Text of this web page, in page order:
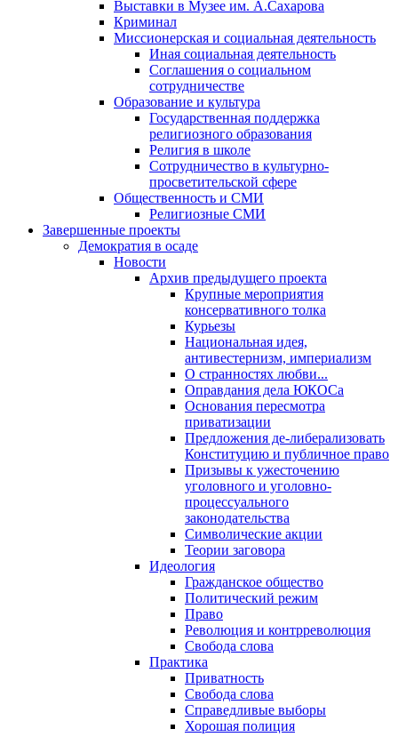
Выставки в Музее им. А.Сахарова
Криминал
Миссионерская и социальная деятельность
Иная социальная деятельность
Соглашения о социальном
сотрудничестве
Образование и культура
Государственная поддержка
религиозного образования
Религия в школе
Сотрудничество в культурно-
просветительской сфере
Общественность и СМИ
Религиозные СМИ
Завершенные проекты
Демократия в осаде
Новости
Архив предыдущего проекта
Крупные мероприятия
консервативного толка
Курьезы
Национальная идея,
антивестернизм, империализм
О странностях любви...
Оправдания дела ЮКОСа
Основания пересмотра
приватизации
Предложения де-либерализовать
Конституцию и публичное право
Призывы к ужесточению
уголовного и уголовно-
процессуального
законодательства
Символические акции
Теории заговора
Идеология
Гражданское общество
Политический режим
Право
Революция и контрреволюция
Свобода слова
Практика
Приватность
Свобода слова
Справедливые выборы
Хорошая полиция